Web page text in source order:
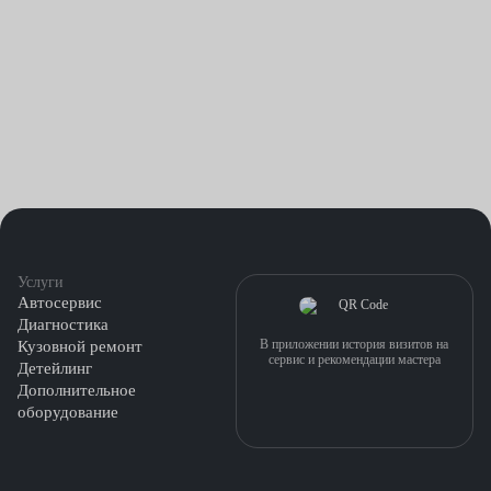
Услуги
Автосервис
Диагностика
Кузовной ремонт
Детейлинг
Дополнительное
оборудование
В приложении история визитов на
сервис и рекомендации мастера